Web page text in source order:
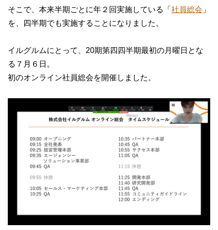
そこで、本来半期ごとに年２回実施している「 社員総会 」
を、四半期でも実施することになりました。
イルグルムにとって、20期第四四半期最初の月曜日とな
る７月６日。
初のオンライン社員総会を開催しました。